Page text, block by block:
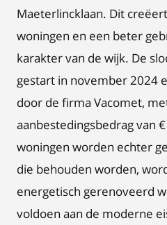
Maeterlincklaan. Dit
woningen en een beter
karakter van de wijk. De
gestart in november 2024
door de firma Vacomet,
aanbestedingsbedrag van
woningen worden echter
die behouden worden,
energetisch gerenoveerd
voldoen aan de moderne